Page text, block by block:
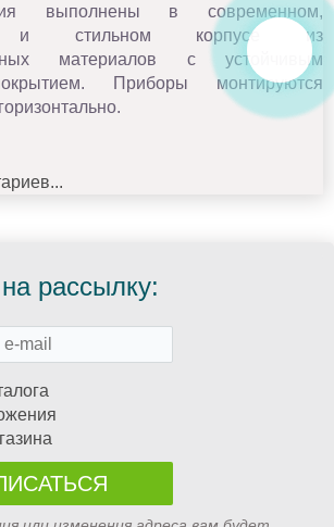
выполнены в современном,
и стильном корпусе из
материалов с устойчивым
Приборы монтируются
рассылку: